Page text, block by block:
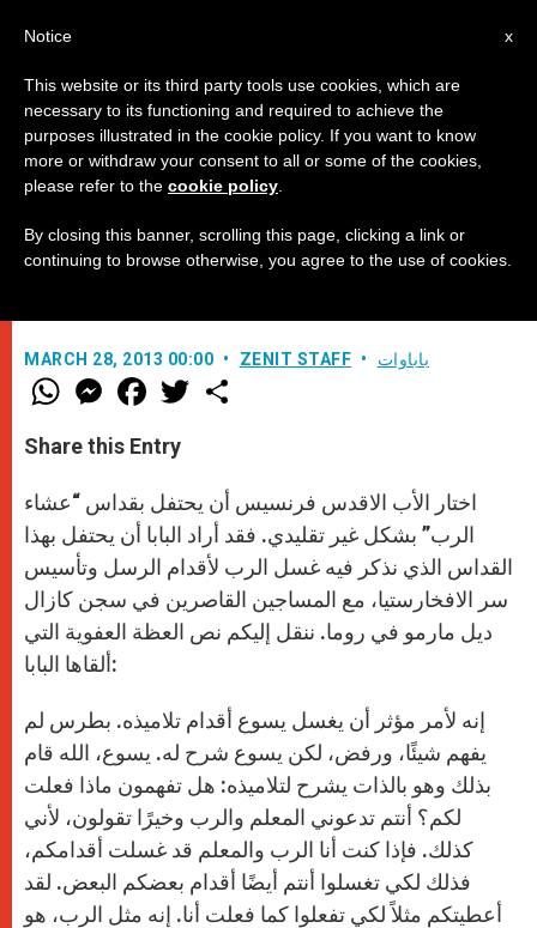
عظة البابا العفوية في قداس "عشاء
الرب" مع المساجين القاصرين
MARCH 28, 2013 00:00 ZENIT STAFF باباوات
W
h
t
s
p
p
M
e
s
e
g
e
r
F
a
e
b
o
k
w
Share this Entry
اختار الأب الاقدس فرنسيس أن يحتفل بقداس “عشاء
الرب” بشكل غير تقليدي. فقد أراد البابا أن يحتفل بهذا
القداس الذي نذكر فيه غسل الرب لأقدام الرسل وتأسيس
سر الافخارستيا، مع المساجين القاصرين في سجن كازال
ديل مارمو في روما. ننقل إليكم نص العظة العفوية التي
ألقاها البابا:
إنه لأمر مؤثر أن يغسل يسوع أقدام تلاميذه. بطرس لم
يفهم شيئًا، ورفض، لكن يسوع شرح له. يسوع، الله قام
بذلك وهو بالذات يشرح لتلاميذه: هل تفهمون ماذا فعلت
لكم؟ أنتم تدعوني المعلم والرب وخيرًا تقولون، لأني
كذلك. فإذا كنت أنا الرب والمعلم قد غسلت أقدامكم،
فذلك لكي تغسلوا أنتم أيضًا أقدام بعضكم البعض. لقد
أعطيتكم مثلاً لكي تفعلوا كما فعلت أنا. إنه مثل الرب، هو
x
Notice
This website or its third party tools use cookies, which are
necessary to its functioning and required to achieve the
purposes illustrated in the cookie policy. If you want to know
more or withdraw your consent to all or some of the cookies,
please refer to the cookie policy
By closing this banner, scrolling this page, clicking a link or
continuing to browse otherwise, you agree to the use of cookies.